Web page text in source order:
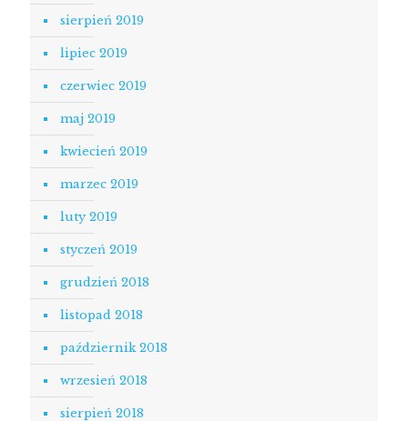
sierpień 2019
lipiec 2019
czerwiec 2019
maj 2019
kwiecień 2019
marzec 2019
luty 2019
styczeń 2019
grudzień 2018
listopad 2018
październik 2018
wrzesień 2018
sierpień 2018